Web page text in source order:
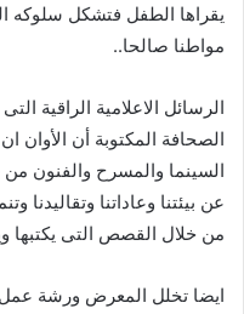
يقراها الطفل فتشكل سلوكه
مواطنا صالحا..
الرسائل الاعلامية الراقية
الصحافة المكتوبة أن الأوان
السينما والمسرح والفنون
عن بيئتنا وعاداتنا
من خلال القصص التى يكتبها
ايضا تخلل المعرض ورشة